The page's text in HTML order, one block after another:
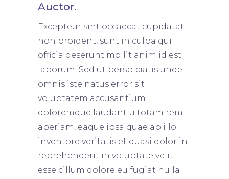
Auctor.
Excepteur sint occaecat cupidatat
non proident, sunt in culpa qui
officia deserunt mollit anim id est
laborum. Sed ut perspiciatis unde
omnis iste natus error sit
voluptatem accusantium
doloremque laudantiu totam rem
aperiam, eaque ipsa quae ab illo
inventore veritatis et quasi dolor in
reprehenderit in voluptate velit
esse cillum dolore eu fugiat nulla